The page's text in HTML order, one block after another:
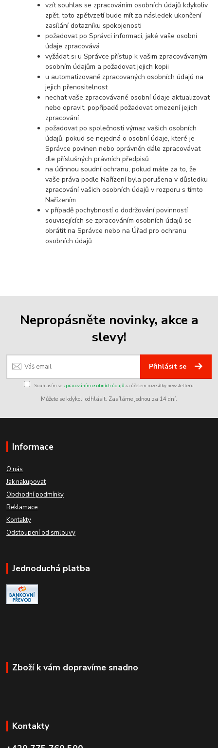
vzít souhlas se zpracováním osobních údajů kdykoliv
zpět, toto zpětvzetí bude mít za následek ukončení
zasílání dotazníku spokojenosti
požadovat po Správci informaci, jaké vaše osobní
údaje zpracovává
vyžádat si u Správce přístup k vašim zpracovávaným
osobním údajům a požadovat jejich kopii
u automatizovaně zpracovaných osobních údajů na
jejich přenositelnost
nechat vaše zpracovávané osobní údaje aktualizovat
nebo opravit, popřípadě požadovat omezení jejich
zpracování
požadovat po společnosti výmaz vašich osobních
údajů, pokud se nejedná o osobní údaje, které je
Správce povinen nebo oprávněn dále zpracovávat
dle příslušných právních předpisů
na účinnou soudní ochranu, pokud máte za to, že
vaše práva podle Nařízení byla porušena v důsledku
zpracování vašich osobních údajů v rozporu s tímto
Nařízením
v případě pochybností o dodržování povinností
souvisejících se zpracováním osobních údajů se
obrátit na Správce nebo na Úřad pro ochranu
osobních údajů
Nepropásněte novinky, akce a
slevy!
Přihlásit se
Souhlasím se zpracováním osobních údajůza účelem rozesílky newsletteru.
Můžete se kdykoli odhlásit. Zasíláme jednou za 14 dní.
Informace
O nás
Jak nakupovat
Obchodní podmínky
Reklamace
Kontakty
Odstoupení od smlouvy
Jednoduchá platba
Zboží k vám dopravíme snadno
Kontakty